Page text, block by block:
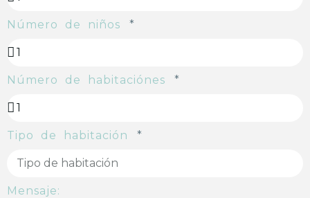
Número de niños
Número de habitaciónes
Tipo de habitación
Mensaje: